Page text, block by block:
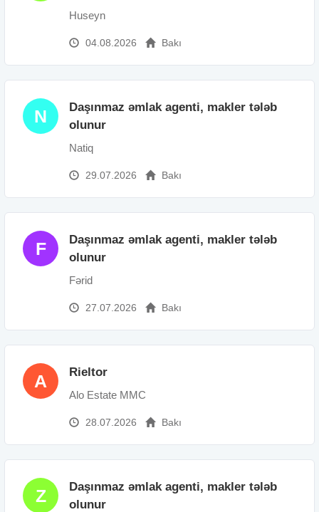
Huseyn
04.08.2026 Bakı
N
Daşınmaz əmlak agenti, makler tələb
olunur
Natiq
29.07.2026 Bakı
F
Daşınmaz əmlak agenti, makler tələb
olunur
Fərid
27.07.2026 Bakı
A Rieltor
Alo Estate MMC
28.07.2026 Bakı
Z
Daşınmaz əmlak agenti, makler tələb
olunur